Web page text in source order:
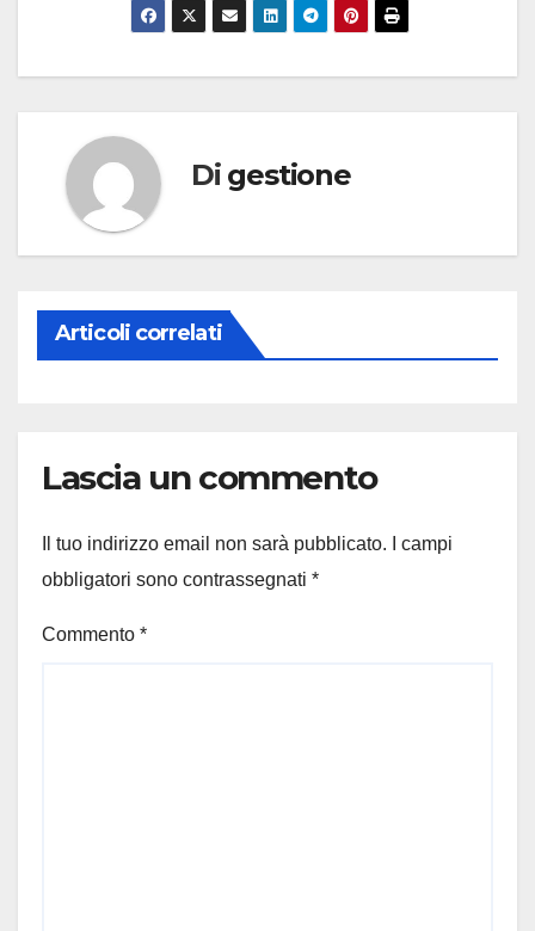
Di gestione
Articoli correlati
Lascia un commento
Il tuo indirizzo email non sarà pubblicato.
I campi
obbligatori sono contrassegnati *
Commento *